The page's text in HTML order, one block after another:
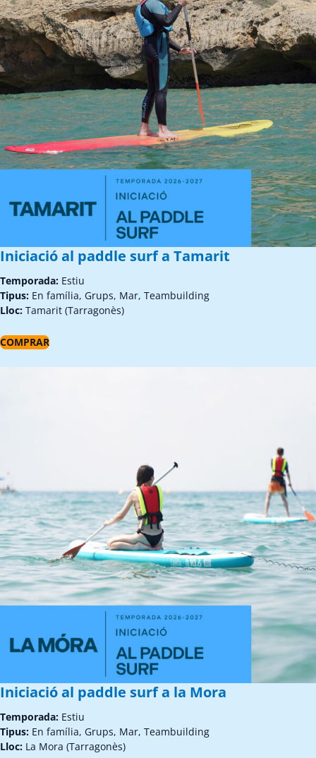
Iniciació al paddle surf a Tamarit
Temporada: Estiu
Tipus: En família, Grups, Mar, Teambuilding
Lloc: Tamarit (Tarragonès)
COMPRAR
Iniciació al paddle surf a la Mora
Temporada: Estiu
Tipus: En família, Grups, Mar, Teambuilding
Lloc: La Mora (Tarragonès)